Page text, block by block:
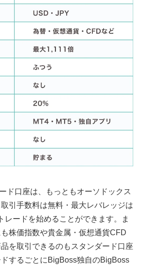
ド口座は、もっともオーソドックス
引手数料は無料・最大レバレッジは
レードを始めることができます。ま
株価指数や貴金属・仮想通貨CFD
を取引できるのもスタンダード口座
するごとにBigBoss独自のBigBoss